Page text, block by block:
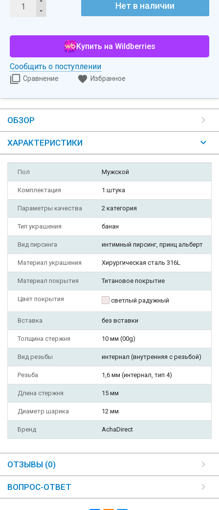
Нет в наличии
Купить на Wildberries
Сообщить о поступлении
Сравнение Избранное
ОБЗОР
ХАРАКТЕРИСТИКИ
Пол Мужской
Комплектация 1 штука
Параметры качества 2 категория
Тип украшения банан
Вид пирсинга интимный пирсинг, принц альберт
Материал украшения Хирургическая сталь 316L
Материал покрытия Титановое покрытие
Цвет покрытия светлый радужный
Вставка без вставки
Толщина стержня 10 мм (00g)
Вид резьбы интернал (внутренняя с резьбой)
Резьба 1,6 мм (интернал, тип 4)
Длина стержня 15 мм
Диаметр шарика 12 мм
Бренд AchaDirect
ОТЗЫВЫ (0)
ВОПРОС-ОТВЕТ